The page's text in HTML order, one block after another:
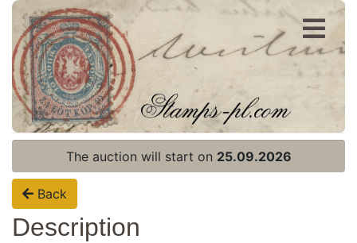
Register
Login
The auction will start on 25.09.2026
Back
Description